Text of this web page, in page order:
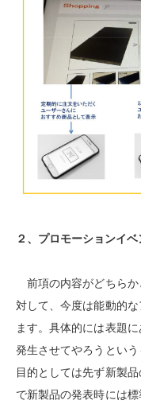
２、プロモーションイ
前項の内容がどちらか
対して、今度は能動的
ます。具体的には表題
発生させてやろうとい
目的としては先ず新製
で新製品の発表時には